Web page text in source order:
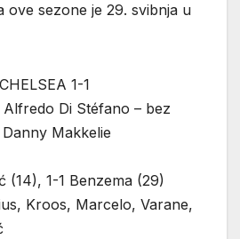
ove sezone je 29. svibnja u
1-1
Alfredo Di Stéfano – bez
Makkelie
(14), 1-1 Benzema (29)
Kroos, Marcelo, Varane,